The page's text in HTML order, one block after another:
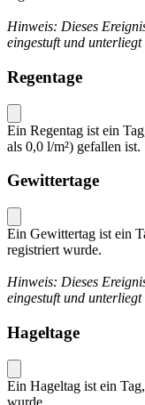
Hinweis: Dieses
eingestuft und
Regentage
Ein Regentag ist ein
als 0,0 l/m²) gefallen ist.
Gewittertage
Ein Gewittertag ist ein
registriert wurde.
Hinweis: Dieses
eingestuft und
Hageltage
Ein Hageltag ist ein
wurde.